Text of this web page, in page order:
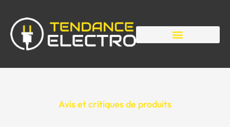
Avis et critiques de produits